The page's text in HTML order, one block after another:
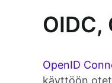
OpenID
käyttöön